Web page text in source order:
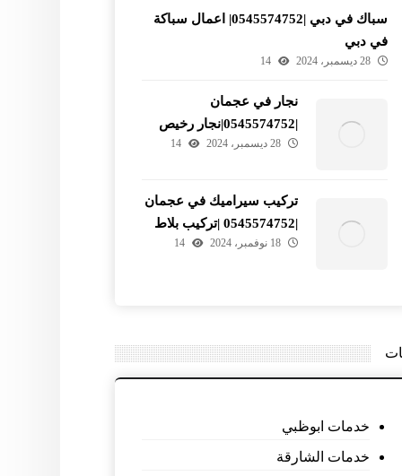
سباك في دبي |0545574752| اعمال سباكة
في دبي
28 ديسمبر، 2024 14
نجار في عجمان
|0545574752|نجار رخيص
في عجمان
28 ديسمبر، 2024 14
تركيب سيراميك في عجمان
|0545574752 |تركيب بلاط
18 نوفمبر، 2024 14
خدمات ابوظبي
خدمات الشارقة